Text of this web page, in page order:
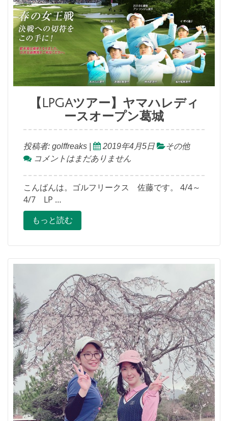
【LPGAツアー】ヤマハレディ
ースオープン葛城
投稿者: golffreaks 2019年4月5日
その他
コメントはまだありません
こんばんは。ゴルフリークス 佐藤です。 4/4～
4/7 LP …
もっと読む